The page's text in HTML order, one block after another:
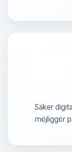
Säker
möjliggör